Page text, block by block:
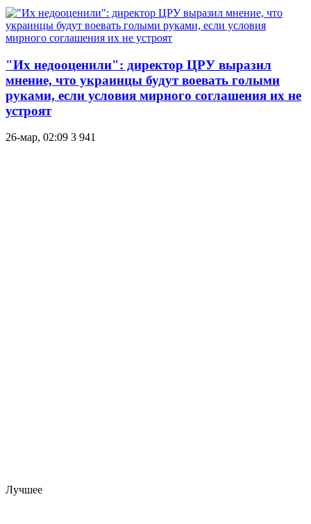
"Их недооценили": директор ЦРУ выразил
мнение, что украинцы будут воевать голыми
руками, если условия мирного соглашения их не
устроят
26-мар, 02:09 3 941
Лучшее